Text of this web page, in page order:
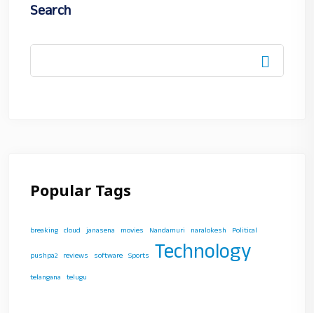
Search
Popular Tags
breaking cloud janasena movies Nandamuri naralokesh Political
pushpa2 reviews software Sports Technology
telangana telugu